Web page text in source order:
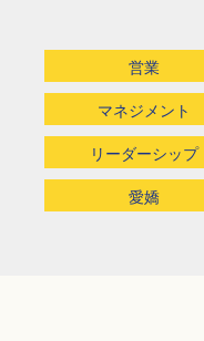
営業
マネジメント
リーダーシップ
愛嬌